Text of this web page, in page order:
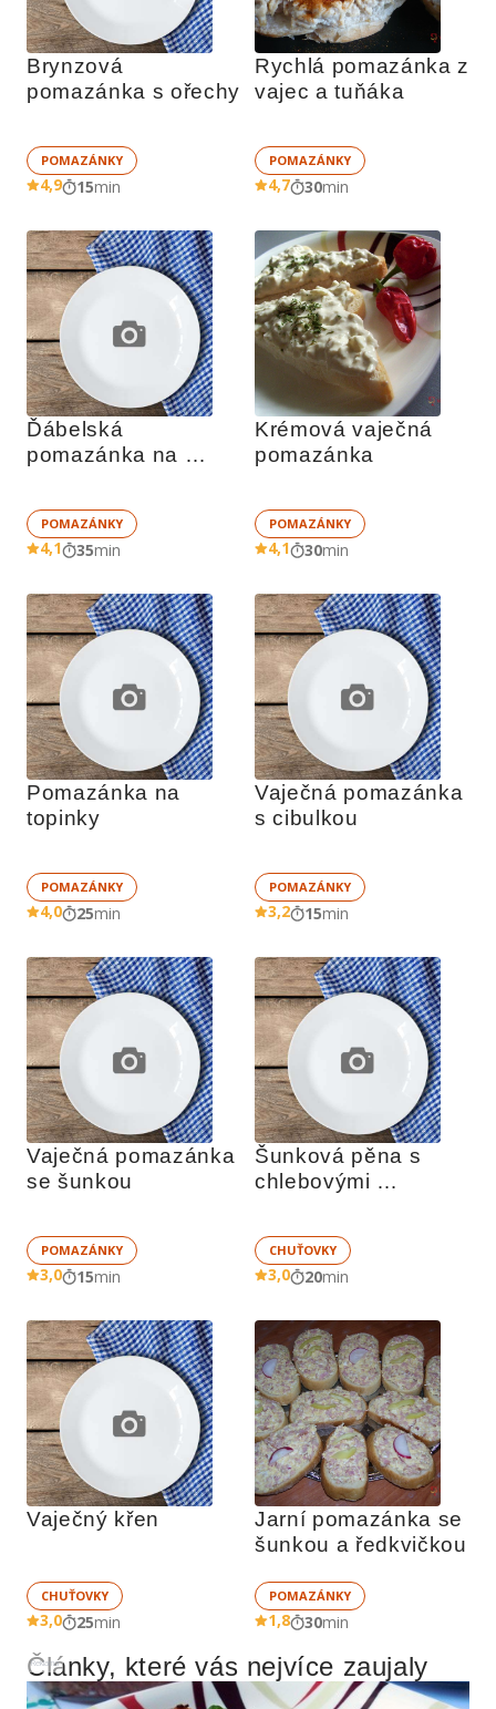
Brynzová
pomazánka s ořechy
POMAZÁNKY
4,9 15min
Rychlá pomazánka z
vajec a tuňáka
POMAZÁNKY
4,7 30min
Ďábelská
pomazánka na
POMAZÁNKY
4,1 35min
Krémová vaječná
pomazánka
POMAZÁNKY
4,1 30min
Pomazánka na
topinky
POMAZÁNKY
4,0 25min
Vaječná pomazánka
s cibulkou
POMAZÁNKY
3,2 15min
Vaječná pomazánka
se šunkou
POMAZÁNKY
3,0 15min
Šunková pěna s
chlebovými
CHUŤOVKY
3,0 20min
Vaječný křen
CHUŤOVKY
3,0 25min
Jarní pomazánka se
šunkou a ředkvičkou
POMAZÁNKY
1,8 30min
Reklama
Články, které vás nejvíce zaujaly